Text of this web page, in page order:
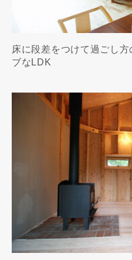
床に段差をつけて過ごし
ブなLDK